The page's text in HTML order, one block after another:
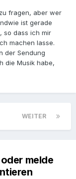
fragen, aber wer
ist gerade
so dass ich mir
machen lasse.
der Sendung
die Musik habe,
WEITER
melde